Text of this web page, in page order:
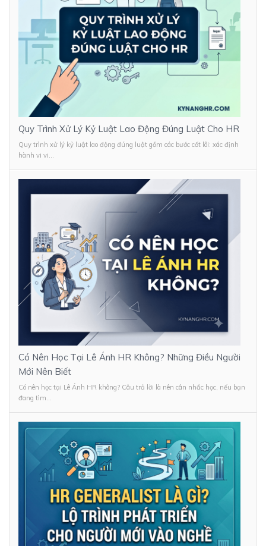
Quy Trình Xử Lý Kỷ Luật Lao Động Đúng Luật Cho HR
Quy trình xử lý kỷ luật lao động đúng luật gồm các bước cốt lõi: xác định
hành vi vi...
Có Nên Học Tại Lê Ánh HR Không? Những Điều Người
Mới Nên Biết
Có nên học tại Lê Ánh HR không? Câu trả lời là nên cân nhắc học, nếu bạn
đang tìm...